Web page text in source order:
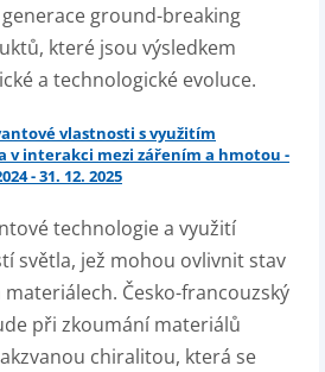
ground-breaking
které jsou výsledkem
a technologické evoluce.
vlastnosti s využitím
v interakci mezi zářením a hmotou -
- 31. 12. 2025
technologie a využití
světla, jež mohou ovlivnit stav
Česko-francouzský
při zkoumání materiálů
chiralitou, která se